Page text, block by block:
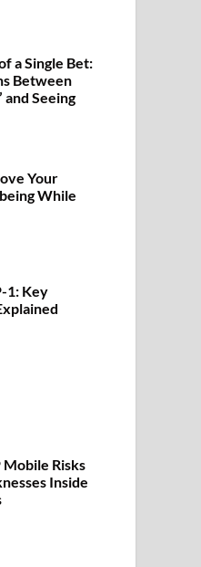
a Single Bet:
Between
and Seeing
Your
While
1: Key
Risks
Inside